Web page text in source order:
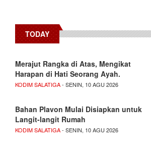
TODAY
Merajut Rangka di Atas, Mengikat
Harapan di Hati Seorang Ayah.
KODIM SALATIGA- SENIN, 10 AGU 2026
Bahan Plavon Mulai Disiapkan untuk
Langit-langit Rumah
KODIM SALATIGA- SENIN, 10 AGU 2026